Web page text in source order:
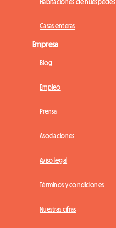
Habitaciones de huéspedes
Casas enteras
Empresa
Blog
Empleo
Prensa
Asociaciones
Aviso legal
Términos y condiciones
Nuestras cifras